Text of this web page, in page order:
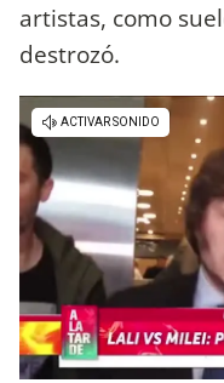
artistas, como
destrozó.